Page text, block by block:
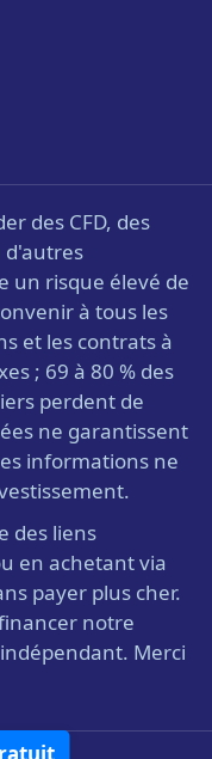
des CFD, des
d'autres
un risque élevé de
à tous les
et les contrats à
; 69 à 80 % des
perdent de
ne garantissent
informations ne
des liens
en achetant via
payer plus cher.
notre
Merci